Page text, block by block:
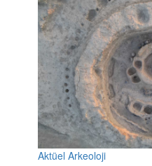
Aktüel Arkeoloji